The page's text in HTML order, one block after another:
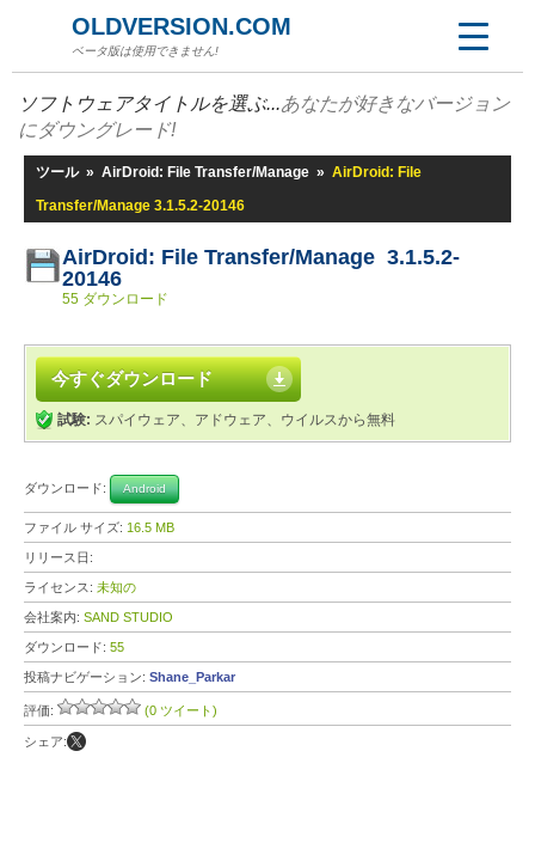
OLDVERSION.COM
ベータ版は使用できません!
ソフトウェアタイトルを選ぶ...あなたが好きなバージョン
にダウングレード!
ツール » AirDroid: File Transfer/Manage » AirDroid: File
Transfer/Manage 3.1.5.2-20146
AirDroid: File Transfer/Manage 3.1.5.2-
20146
55 ダウンロード
今すぐダウンロード
試験: スパイウェア、アドウェア、ウイルスから無料
ダウンロード: Android
ファイル サイズ: 16.5 MB
リリース日:
ライセンス: 未知の
会社案内: SAND STUDIO
ダウンロード: 55
投稿ナビゲーション: Shane_Parkar
評価: (0 ツイート)
シェア: